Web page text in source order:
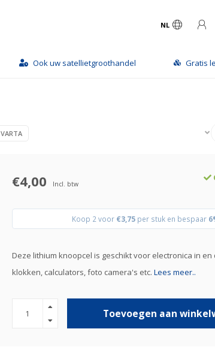
NL
Ook uw satellietgroothandel Gratis
VARTA
€4,00 Incl. btw
Koop 2 voor €3,75per stuk en bespaar
Deze lithium knoopcel is geschikt voor electronica in en
klokken, calculators, foto camera's etc. Lees meer..
Toevoegen aan